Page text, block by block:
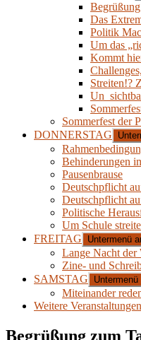
Das
Politik
Um das
Kommt
Streiten!?
Sommerfest der
DONNERSTAG
Behinderungen
Pausenbrause
Deutschpflicht
Deutschpflicht
Politische
Um Schule
FREITAG
Untermenü
Lange Nacht der
Zine- und
SAMSTAG
Miteinander
Weitere Veranstaltungen
Begrüßung zum